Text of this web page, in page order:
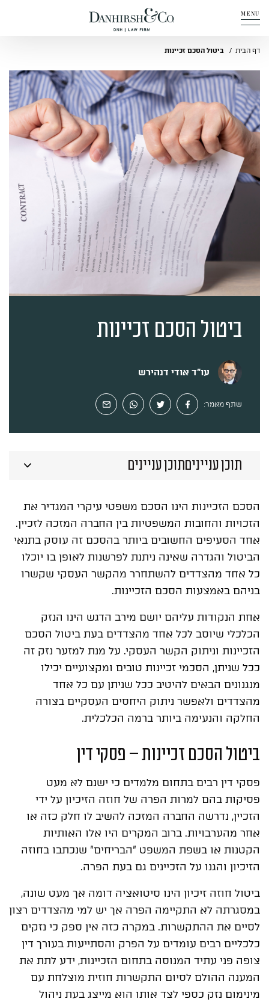
MENU
תחומי פעילות
מדיה
מבין לקוחותינו
שאלות ותשובות
יצירת קשר
ייעוץ ראשוני
דף הבית ביטול הסכם זכיינות
ביטול הסכם זכיינות
עו”ד אודי דנהירש
שתף מאמר:
הסכם הזכיינות הינו הסכם משפטי עיקרי המגדיר את
הזכויות והחובות המשפטיות בין החברה המזכה לזכיין.
אחד הסעיפים החשובים ביותר בהסכם זה עוסק בתנאי
הביטול והגדרה שאינה ניתנת לפרשנות לאופן בו יוכלו
כל אחד מהצדדים להשתחרר מהקשר העסקי שקשרו
בניהם באמצעות הסכם הזכיינות.
אחת הנקודות עליהם יושם מירב הדגש הינו הנזק
הכלכלי שיוסב לכל אחד מהצדדים בעת ביטול הסכם
הזכיינות וניתוק הקשר העסקי. על מנת למזער נזק זה
ככל שניתן, הסכמי זכיינות טובים ומקצועיים יכילו
מנגנונים הבאים להיטיב ככל שניתן עם כל אחד
מהצדדים ולאפשר ניתוק היחסים העסקיים בצורה
החלקה והנעימה ביותר ברמה הכלכלית.
ביטול הסכם זכיינות – פסקי דין
פסקי דין רבים בתחום מלמדים כי ישנם לא מעט
פסיקות בהם למרות הפרה של חוזה הזיכיון על ידי
הזכיין, נדרשה החברה המזכה להשיב לו חלק כזה או
אחר מהערבויות. ברוב המקרים היו אלו האותיות
הקטנות או בשפת המשפט "הבריחים" שנכתבו בחוזה
הזיכיון והגנו על הזכיינים גם בעת הפרה.
ביטול חוזה זיכיון הינו סיטואציה דומה אך מעט שונה,
במסגרתה לא התקיימה הפרה אך יש למי מהצדדים רצון
לסיים את ההתקשרות. במקרה כזה אין ספק כי נזקים
כלכליים רבים עומדים על הפרק והסתייעות בעורך דין
צופה פני עתיד המנוסה בתחום הזכיינות, ידע לתת את
המענה ההולם לסיום התקשרות חוזית מוצלחת עם
מינימום נזק כספי לצד אותו הוא מייצג בעת ניהול
תוכן ענייניםתוכן עניינים